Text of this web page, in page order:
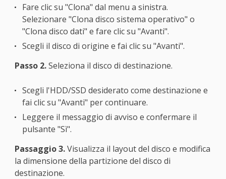
Fare clic su "Clona" dal menu a sinistra.
Selezionare "Clona disco sistema operativo" o
"Clona disco dati" e fare clic su "Avanti".
Scegli il disco di origine e fai clic su "Avanti".
Passo 2.Seleziona il disco di destinazione.
Scegli l'HDD/SSD desiderato come destinazione e
fai clic su "Avanti" per continuare.
Leggere il messaggio di avviso e confermare il
pulsante "Sì".
Passaggio 3.Visualizza il layout del disco e modifica
la dimensione della partizione del disco di
destinazione.